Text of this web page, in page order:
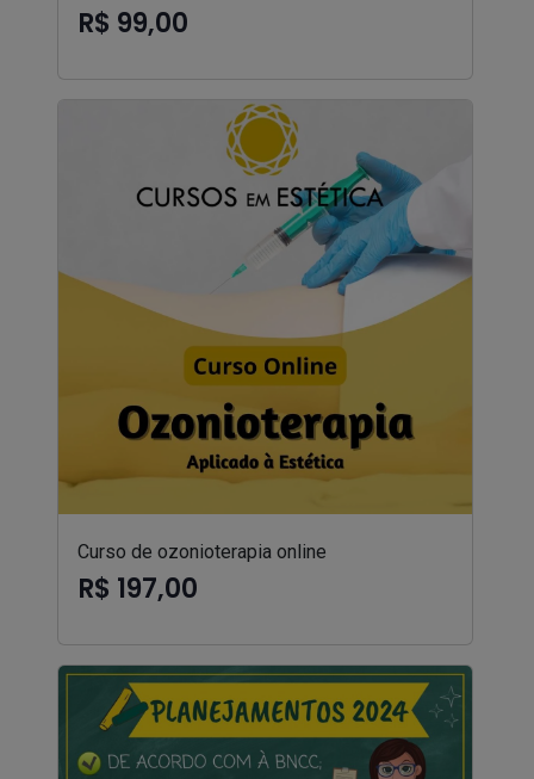
R$ 99,00
Curso de ozonioterapia online
R$ 197,00